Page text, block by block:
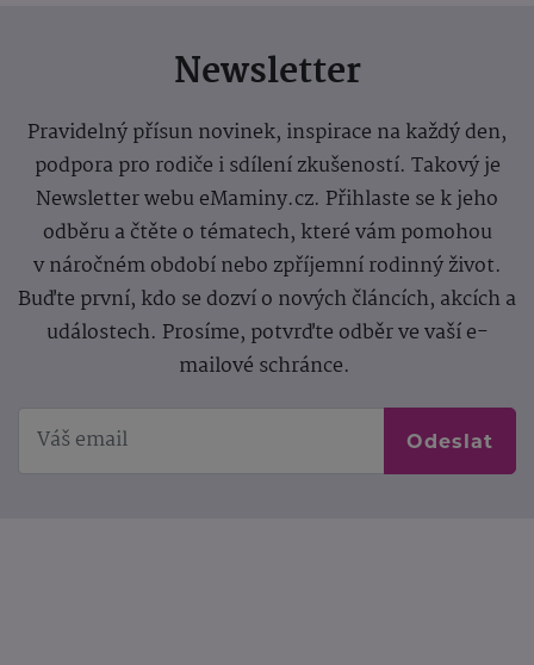
Newsletter
Pravidelný přísun novinek, inspirace na každý den,
podpora pro rodiče i sdílení zkušeností. Takový je
Newsletter webu eMaminy.cz. Přihlaste se k jeho
odběru a čtěte o tématech, které vám pomohou
v náročném období nebo zpříjemní rodinný život.
Buďte první, kdo se dozví o nových článcích, akcích a
událostech. Prosíme, potvrďte odběr ve vaší e-
mailové schránce.
Odeslat